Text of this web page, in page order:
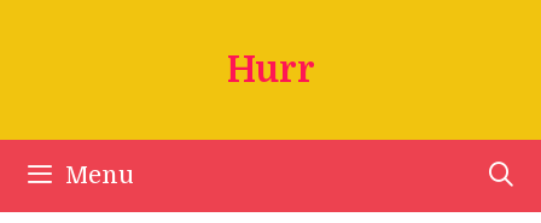
Hurr
Menu